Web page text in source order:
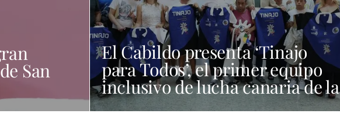
San
El Cabildo presenta ‘Tinajo
para Todos’, el primer equipo
inclusivo de lucha canaria de la
provincia